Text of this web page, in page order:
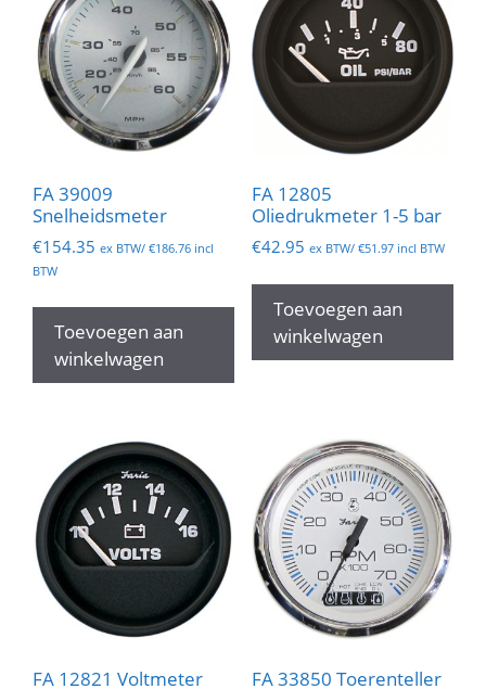
FA 39009
Snelheidsmeter
€154.35 ex BTW/ €186.76 incl
BTW
Toevoegen aan
winkelwagen
FA 12805
Oliedrukmeter 1-5 bar
€42.95 ex BTW/ €51.97incl BTW
Toevoegen aan
winkelwagen
FA 12821 Voltmeter
FA 33850 Toerenteller